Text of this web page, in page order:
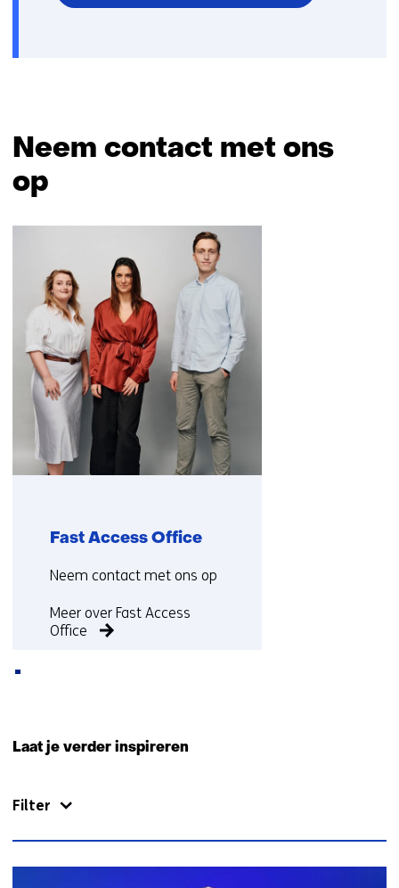
in
Neem contact met ons
op
navigatie
over
(Neem
contact
met
op)
Fast Access Office
Functie:
Neem contact met ons op
Meer over Fast Access
Office
op)
Laat je verder inspireren
Filter